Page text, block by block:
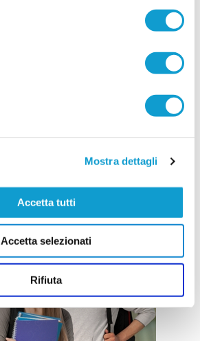
Mostra dettagli
Accetta tutti
Accetta selezionati
Rifiuta